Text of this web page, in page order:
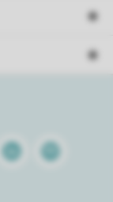
LinkedinSpotify